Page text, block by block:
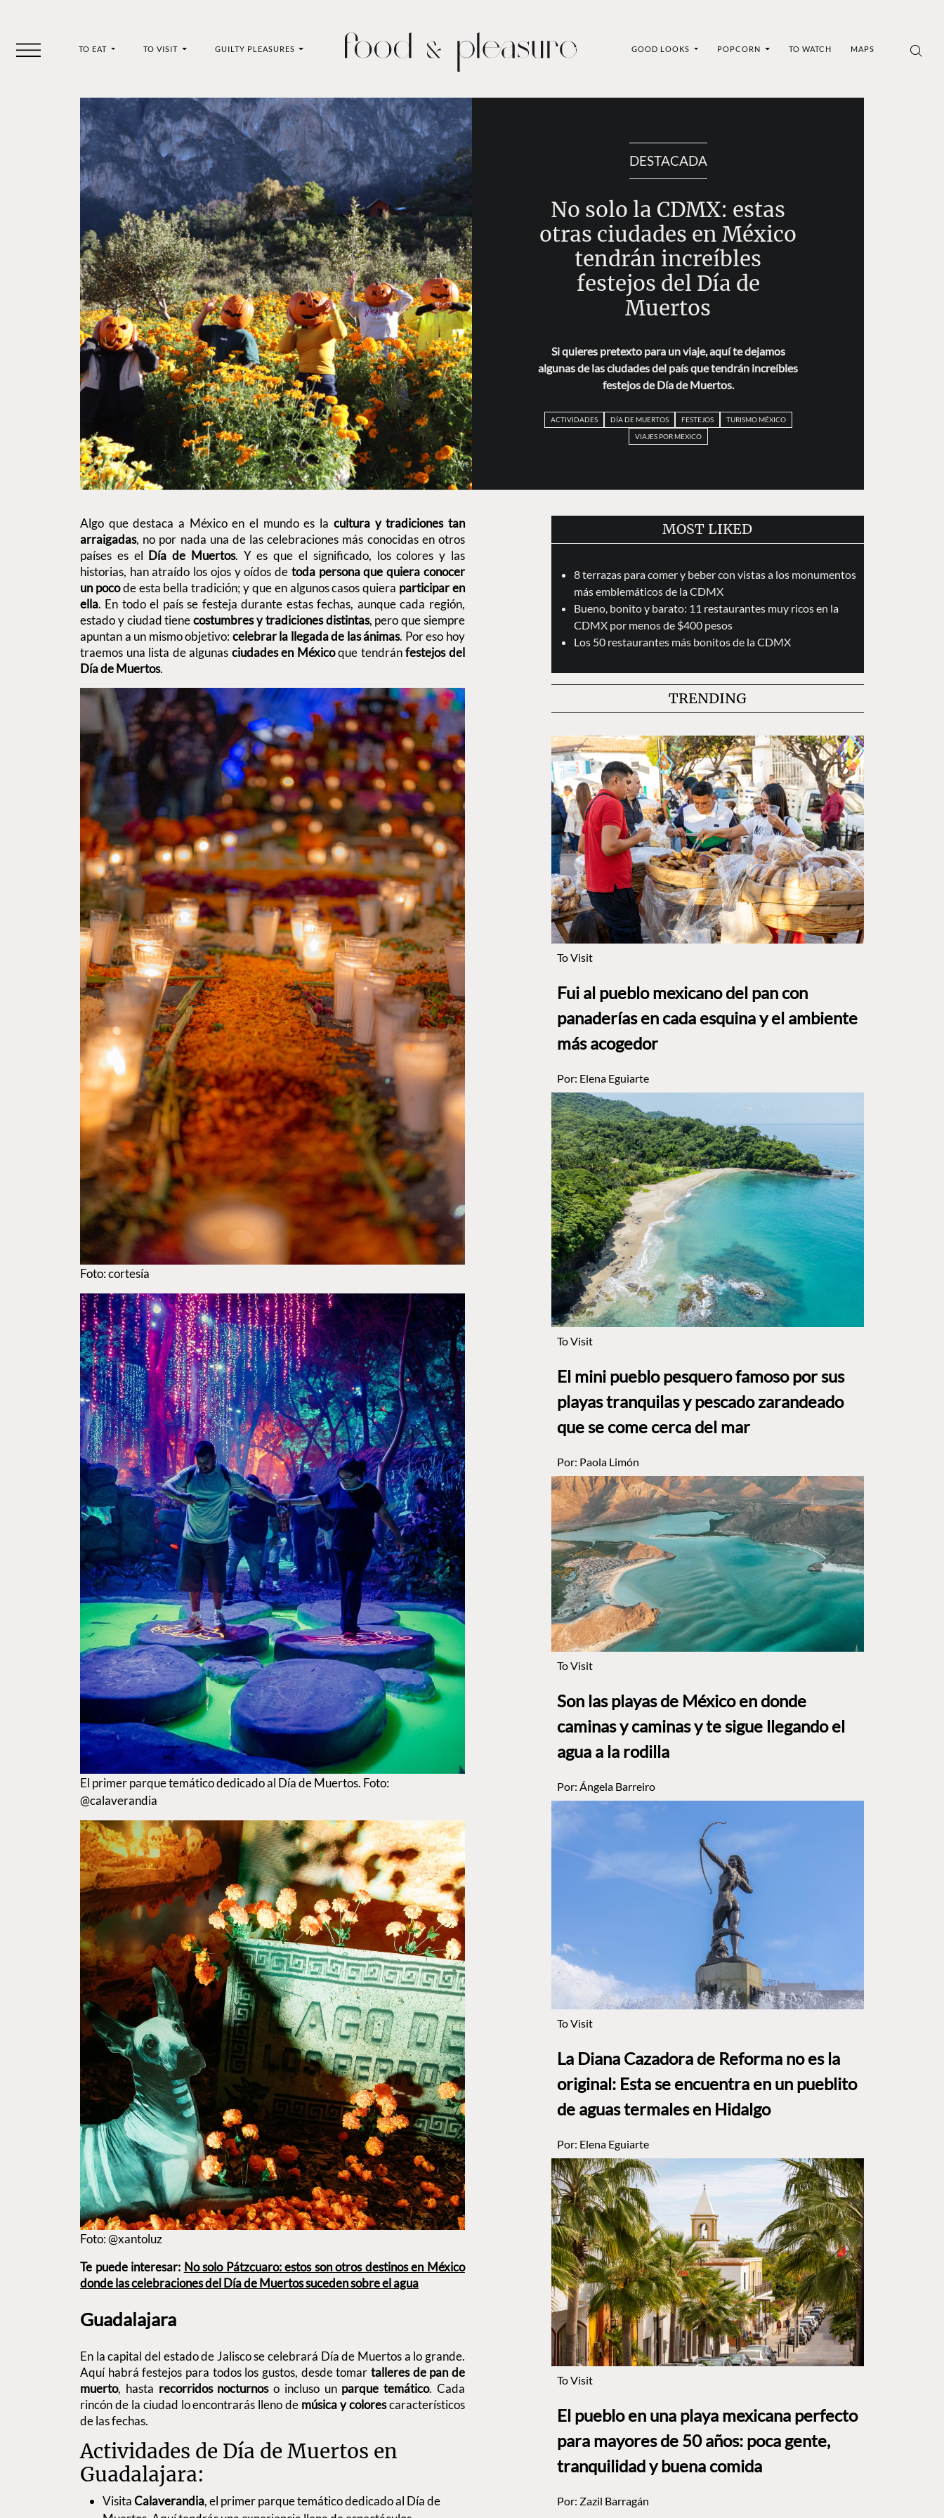
TO EAT TO VISIT GUILTY PLEASURES GOOD LOOKS POPCORN TO WATCH MAPS
DESTACADA
No solo la CDMX: estas
otras ciudades en México
tendrán increíbles
festejos del Día de
Muertos
Si quieres pretexto para un viaje, aquí te dejamos
algunas de las ciudades del país que tendrán increíbles
festejos de Día de Muertos.
ACTIVIDADES DÍA DE MUERTOS FESTEJOS
TURISMO MÉXICO
VIAJES POR MEXICO
Algo que destaca a México en el mundo es la cultura y tradiciones tan
arraigadas, no por nada una de las celebraciones más conocidas en otros
países es el Día de Muertos. Y es que el significado, los colores y las
historias, han atraído los ojos y oídos de toda persona que quiera conocer
un pocode esta bella tradición; y que en algunos casos quiera participar en
ella. En todo el país se festeja durante estas fechas, aunque cada región,
estado y ciudad tienecostumbres y tradiciones distintas, pero que siempre
apuntan a un mismo objetivo:celebrar la llegada de las ánimas. Por eso hoy
traemos una lista de algunas ciudades en Méxicoque tendránfestejos del
Día de Muertos.
Foto: cortesía
El primer parque temático dedicado al Día de Muertos. Foto:
@calaverandia
Foto: @xantoluz
Te puede interesar: No solo Pátzcuaro: estos son otros destinos en México
donde las celebraciones del Día de Muertos suceden sobre el agua
Guadalajara
En la capital del estado de Jalisco se celebrará Día de Muertos a lo grande.
Aquí habrá festejos para todos los gustos, desde tomar talleres de pan de
muerto, hasta recorridos nocturnoso incluso un parque temático. Cada
rincón de la ciudad lo encontrarás lleno de música y colorescaracterísticos
de las fechas.
Actividades de Día de Muertos en
Guadalajara:
VisitaCalaverandia, el primer parque temático dedicado al Día de
MOST LIKED
8 terrazas para comer y beber con vistas a los monumentos
más emblemáticos de la CDMX
Bueno, bonito y barato: 11 restaurantes muy ricos en la
CDMX por menos de $400 pesos
Los 50 restaurantes más bonitos de la CDMX
TRENDING
To Visit
Fui al pueblo mexicano del pan con
panaderías en cada esquina y el ambiente
más acogedor
Por: Elena Eguiarte
To Visit
El mini pueblo pesquero famoso por sus
playas tranquilas y pescado zarandeado
que se come cerca del mar
Por: Paola Limón
To Visit
Son las playas de México en donde
caminas y caminas y te sigue llegando el
agua a la rodilla
Por: Ángela Barreiro
To Visit
La Diana Cazadora de Reforma no es la
original: Esta se encuentra en un pueblito
de aguas termales en Hidalgo
Por: Elena Eguiarte
To Visit
El pueblo en una playa mexicana perfecto
para mayores de 50 años: poca gente,
tranquilidad y buena comida
Por: Zazil Barragán